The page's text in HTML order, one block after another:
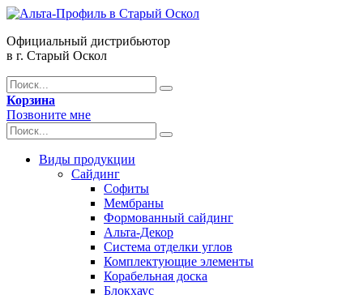
Официальный дистрибьютор
в г. Старый Оскол
Корзина
Позвоните мне
Виды продукции
Сайдинг
Софиты
Мембраны
Формованный сайдинг
Альта-Декор
Система отделки углов
Комплектующие элементы
Корабельная доска
Блокхаус